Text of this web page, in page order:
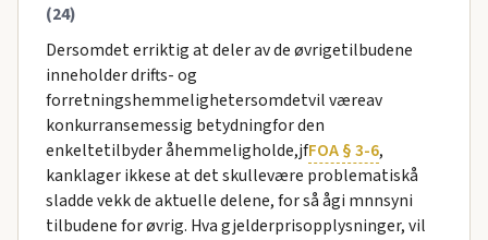
(24)
Dersomdet erriktig at deler av de øvrigetilbudene
inneholder drifts- og
forretningshemmelighetersomdetvil væreav
konkurransemessig betydningfor den
enkeltetilbyder åhemmeligholde,jfFOA § 3-6,
kanklager ikkese at det skullevære problematiskå
sladde vekk de aktuelle delene, for så ågi mnnsyni
tilbudene for øvrig. Hva gjelderprisopplysninger, vil